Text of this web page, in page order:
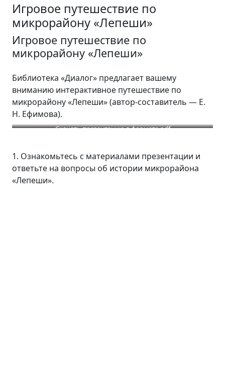
Игровое путешествие по
микрорайону «Лепеши»
Игровое путешествие по
микрорайону «Лепеши»
Библиотека «Диалог» предлагает вашему
вниманию интерактивное путешествие по
микрорайону «Лепеши» (автор-составитель — Е.
Н. Ефимова).
Скачать презентацию в формате pdf
1. Ознакомьтесь с материалами презентации и
ответьте на вопросы об истории микрорайона
«Лепеши».